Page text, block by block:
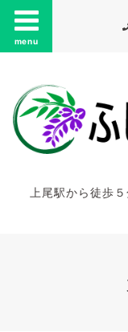
menu
上尾駅から徒歩